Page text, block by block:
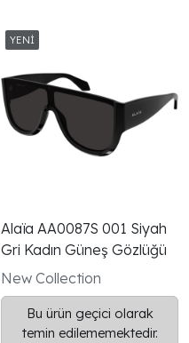
Alaïa AA0087S 001 Siyah
Gri Kadın Güneş Gözlüğü
New Collection
Bu ürün geçici olarak
temin edilememektedir.